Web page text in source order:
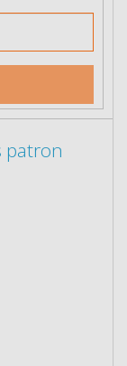
patron